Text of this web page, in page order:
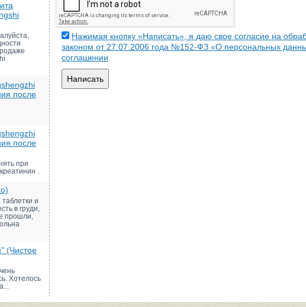
после
после
при
.
и
в груди,
прошли,
(Чистое
Хотелось
Нажимая кнопку «Написать», я даю свое согласие на
законом от 27.07.2006 года №152-ФЗ «О персональных
соглашении
Написать